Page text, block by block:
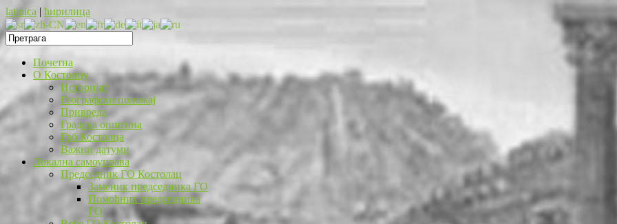
latinica | ћирилица
Почетна
O Костолцу
Историјат
Географски положај
Привреда
Градска општина
Грб Костолца
Важни датуми
Локална самоуправа
Председник ГО Костолац
Заменик председника ГО
Помоћник председника
ГО